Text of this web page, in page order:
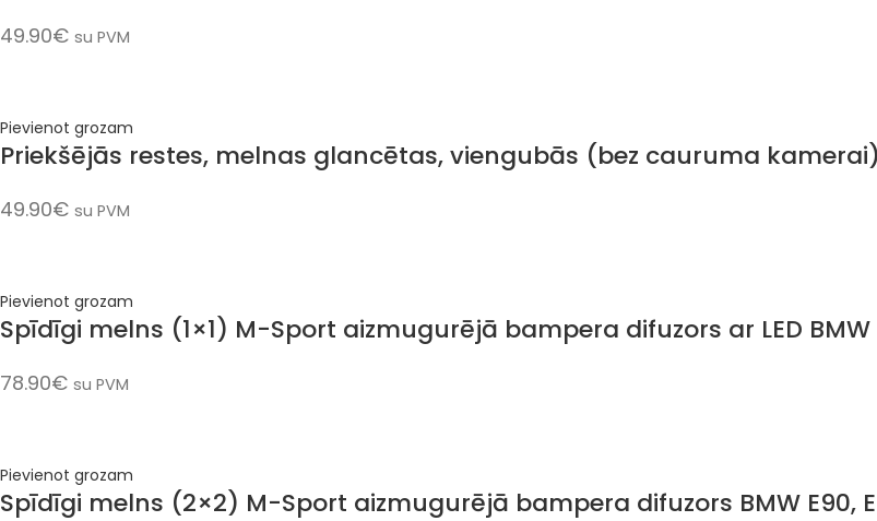
49.90€ su PVM
Pievienot grozam
Priekšējās restes, melnas glancētas, viengubās (bez cauruma kamerai)
49.90€ su PVM
Pievienot grozam
Spīdīgi melns (1×1) M-Sport aizmugurējā bampera difuzors ar LED BMW
78.90€ su PVM
Pievienot grozam
Spīdīgi melns (2×2) M-Sport aizmugurējā bampera difuzors BMW E90,